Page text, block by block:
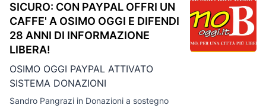
SICURO: CON PAYPAL OFFRI UN
CAFFE' A OSIMO OGGI E DIFENDI
28 ANNI DI INFORMAZIONE
LIBERA!
OSIMO OGGI PAYPAL ATTIVATO
SISTEMA DONAZIONI
Sandro Pangrazi in Donazioni a sostegno